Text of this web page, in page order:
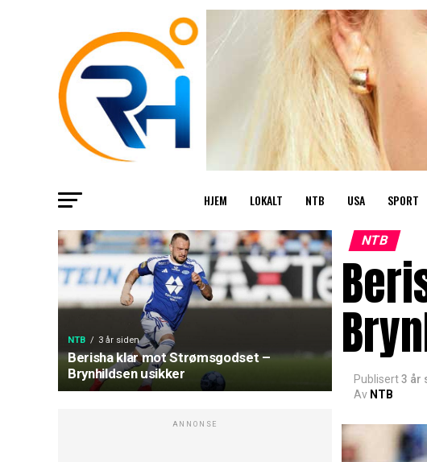
HJEM LOKALT NTB USA SPORT
NTB 3 år siden
Berisha klar mot Strømsgodset –
Brynhildsen usikker
ANNONSE
NTB
Publisert3 år
Av NTB